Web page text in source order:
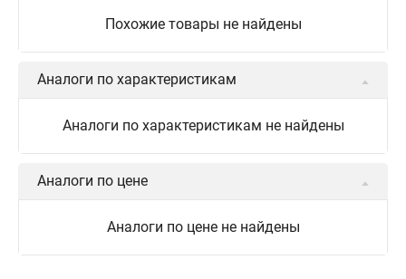
Похожие товары не найдены
Аналоги по характеристикам
Аналоги по характеристикам не найдены
Аналоги по цене
Аналоги по цене не найдены